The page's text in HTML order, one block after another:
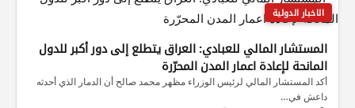
الاخبار الدولية
المستشار المالي للعبادي: العراق يتطلع إلى دور أكبر للدول
المانحة لإعادة اعمار المدن المحرّرة
أكد المستشار المالي لرئيس الوزراء مظهر محمد صالح أن الدمار الذي أحدثه
داعش في…